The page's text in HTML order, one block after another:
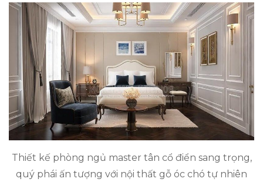
Thiết kế phòng ngủ master tân cổ điển sang trọng,
quý phái ấn tượng với nội thất gỗ óc chó tự nhiên